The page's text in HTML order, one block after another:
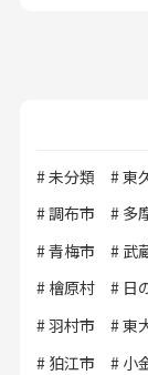
未分類 東
調布市
多
青梅市
武
檜原村
日
羽村市
東
狛江市
小